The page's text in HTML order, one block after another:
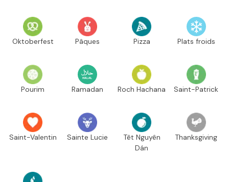
Oktoberfest Pâques Pizza Plats froids
Pourim Ramadan Roch Hachana Saint-Patrick
Saint-Valentin Sainte Lucie
Têt Nguyên
Dán
Thanksgiving